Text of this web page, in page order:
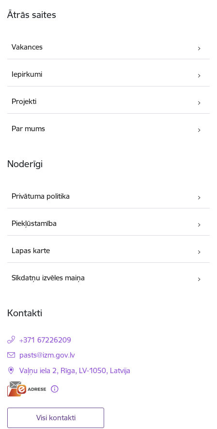
Ātrās saites
Vakances
Iepirkumi
Projekti
Par mums
Noderīgi
Privātuma politika
Piekļūstamība
Lapas karte
Sīkdatņu izvēles maiņa
Kontakti
+371 67226209
E-pasts:
pasts@izm.gov.lv
Vaļņu iela 2, Rīga, LV-1050, Latvija
Visi kontakti